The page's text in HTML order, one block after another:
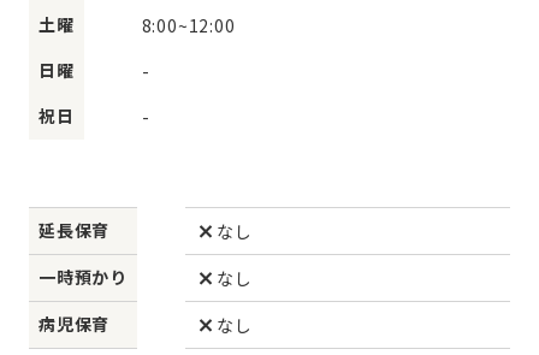
土曜
8:00~12:00
日曜
-
祝日
-
延長保育
なし
一時預かり
なし
病児保育
なし